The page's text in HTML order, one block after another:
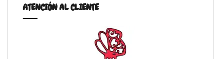
ATENCIÓN AL CLIENTE